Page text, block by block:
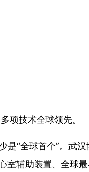
项技术全球领先。
“全球首个”。武
辅助装置、全球